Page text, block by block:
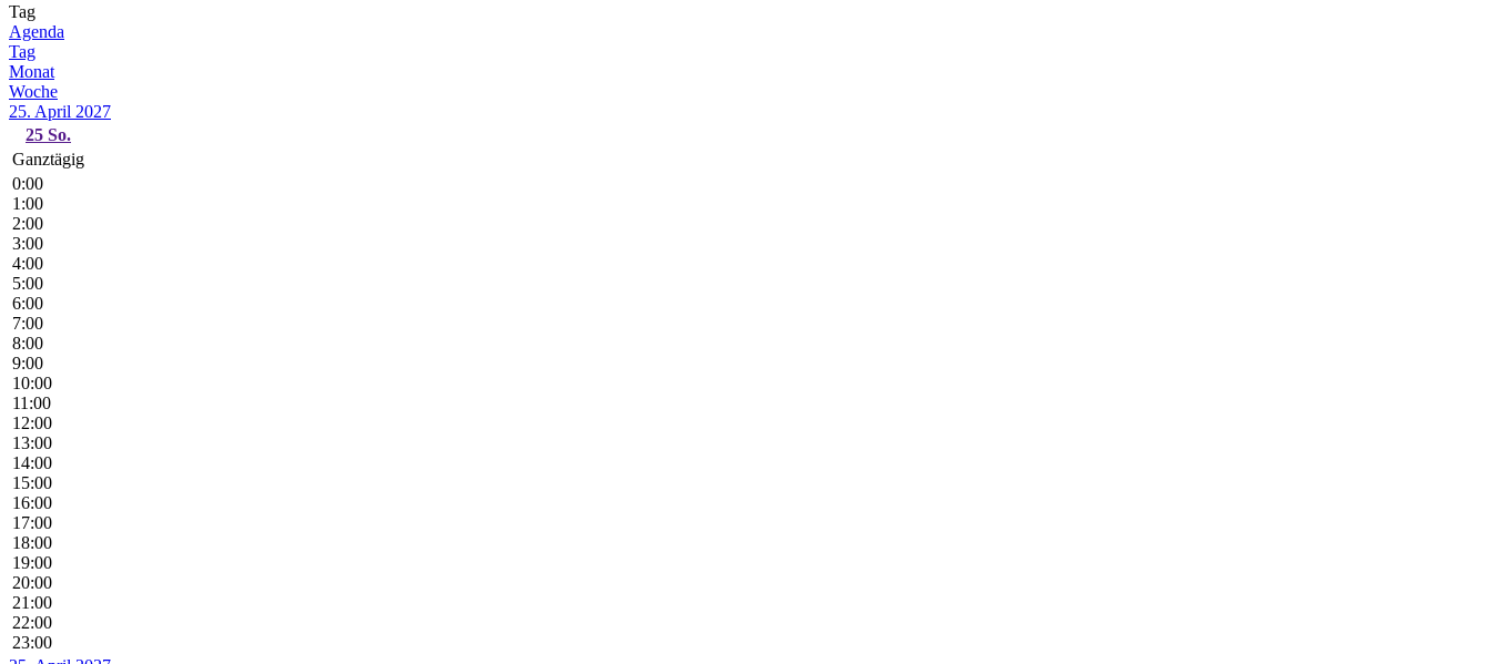
Tag
Agenda
Tag
Monat
Woche
25. April 2027
25 So.
Ganztägig
0:00
1:00
2:00
3:00
4:00
5:00
6:00
7:00
8:00
9:00
10:00
11:00
12:00
13:00
14:00
15:00
16:00
17:00
18:00
19:00
20:00
21:00
22:00
23:00